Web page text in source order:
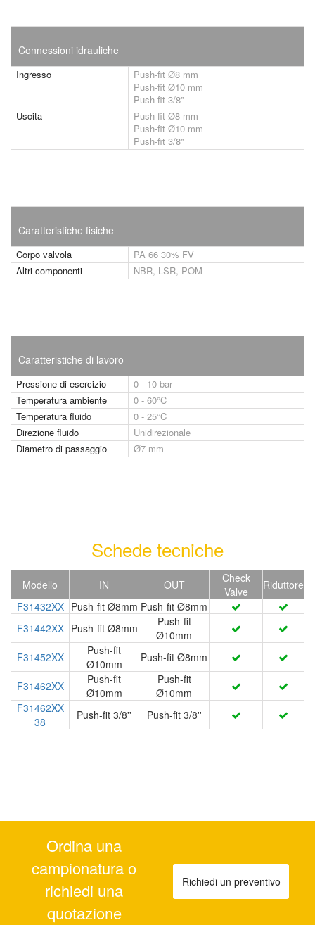
Connessioni idrauliche
Ingresso
Push-fit Ø8 mm
Push-fit Ø10 mm
Push-fit 3/8''
Uscita
Push-fit Ø8 mm
Push-fit Ø10 mm
Push-fit 3/8''
Caratteristiche fisiche
Corpo valvola
PA 66 30% FV
Altri componenti
NBR, LSR, POM
Caratteristiche di lavoro
Pressione di esercizio
0 - 10 bar
Temperatura ambiente
0 - 60°C
Temperatura fluido
0 - 25°C
Direzione fluido
Unidirezionale
Diametro di passaggio
Ø7 mm
Schede tecniche
Modello IN OUT
Check
Valve
Riduttore
F31432XX Push-fit Ø8mm Push-fit Ø8mm
F31442XX Push-fit Ø8mm
Push-fit
Ø10mm
F31452XX
Push-fit
Ø10mm
Push-fit Ø8mm
F31462XX
Push-fit
Ø10mm
Push-fit
Ø10mm
F31462XX
38
Push-fit 3/8'' Push-fit 3/8''
Ordina una
campionatura o
richiedi una
quotazione
Richiedi un preventivo